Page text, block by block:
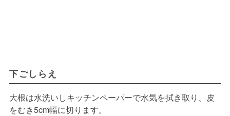
下ごしらえ
大根は水洗いしキッチンペーパーで水気を拭き取り、皮
をむき5cm幅に切ります。